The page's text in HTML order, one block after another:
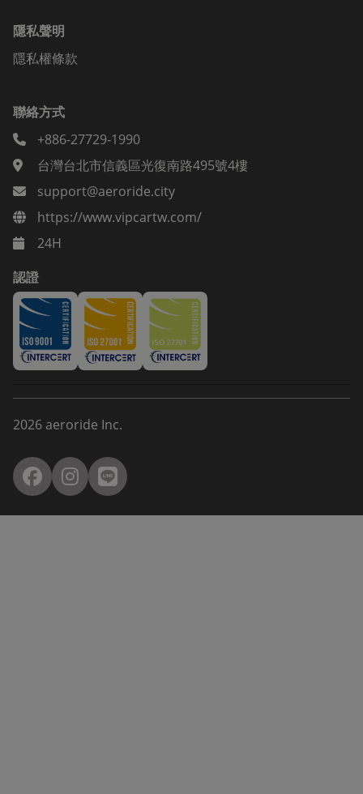
隱私聲明
隱私權條款
聯絡方式
+886-27729-1990
台灣台北市信義區光復南路495號4樓
support@aeroride.city
https://www.vipcartw.com/
24H
認證
2026 aeroride Inc.